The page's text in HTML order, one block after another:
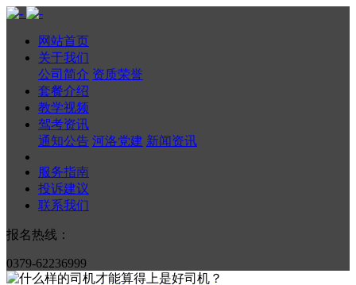
网站首页
关于我们
公司简介 资质荣誉
套餐介绍
教学视频
驾考资讯
通知公告 河洛党建 新闻资讯
服务指南
投诉建议
联系我们
报名热线：
0379-62236999